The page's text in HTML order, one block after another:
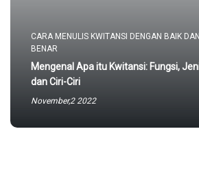
CARA MENULIS KWITANSI DENGAN BAIK DAN
BENAR
Mengenal Apa itu Kwitansi: Fungsi,
dan Ciri-Ciri
November,2 2022